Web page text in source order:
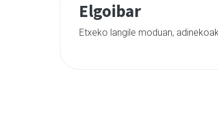
Elgoibar
Etxeko langile moduan,